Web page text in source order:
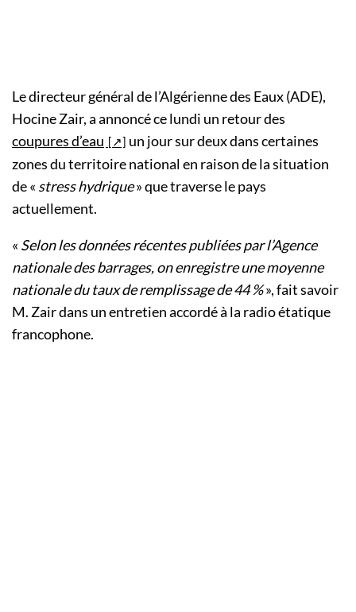
Le directeur général de l’Algérienne des Eaux (ADE),
Hocine Zair, a annoncé ce lundi un retour des
coupures d’eau
un jour sur deux dans certaines
zones du territoire national en raison de la situation
de « stress hydrique» que traverse le pays
actuellement.
« Selon les données récentes publiées par l’Agence
nationale des barrages, on enregistre une moyenne
nationale du taux de remplissage de 44 %», fait savoir
M. Zair dans un entretien accordé à la radio étatique
francophone.